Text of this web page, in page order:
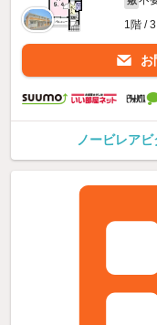
1階 /
お
ノービレア